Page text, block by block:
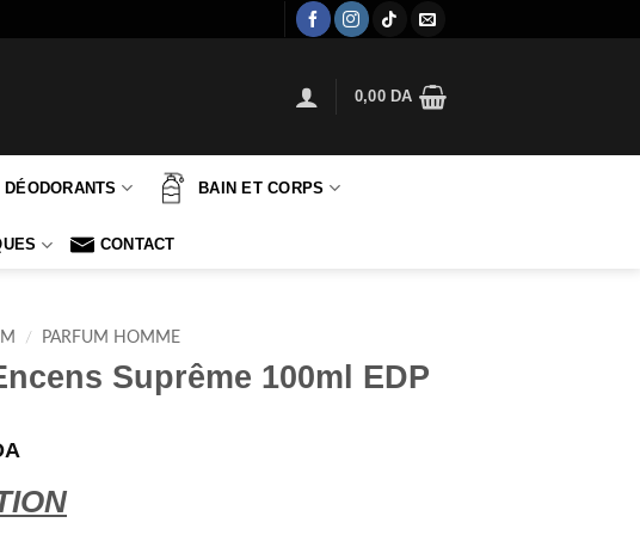
0,00 DA
DÉODORANTS BAIN ET CORPS
CONTACT
/ PARFUM HOMME
Suprême 100ml EDP